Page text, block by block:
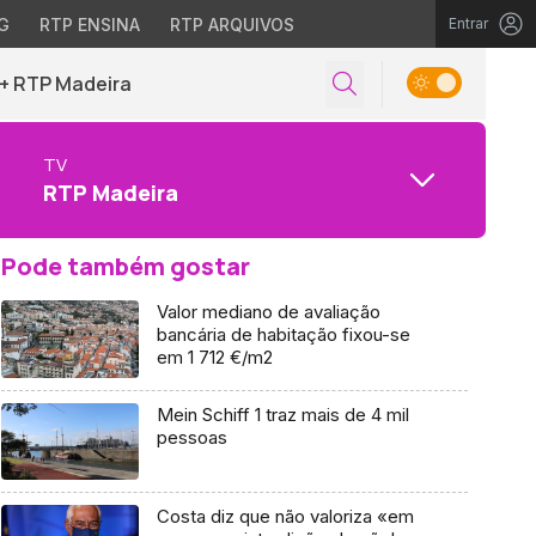
RTP ENSINA RTP ARQUIVOS Entrar
+ RTP Madeira
TV
RTP Madeira
Pode também gostar
Valor mediano de avaliação
bancária de habitação fixou-se
em 1 712 €/m2
Mein Schiff 1 traz mais de 4 mil
pessoas
Costa diz que não valoriza «em